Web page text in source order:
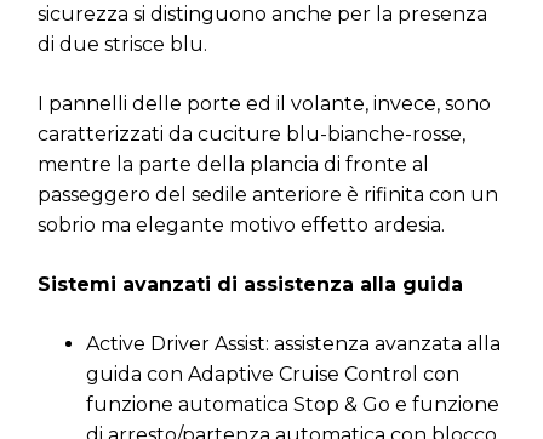
sicurezza si distinguono anche per la presenza
di due strisce blu.
I pannelli delle porte ed il volante, invece, sono
caratterizzati da cuciture blu-bianche-rosse,
mentre la parte della plancia di fronte al
passeggero del sedile anteriore è rifinita con un
sobrio ma elegante motivo effetto ardesia.
Sistemi avanzati di assistenza alla guida
Active Driver Assist: assistenza avanzata alla
guida con Adaptive Cruise Control con
funzione automatica Stop & Go e funzione